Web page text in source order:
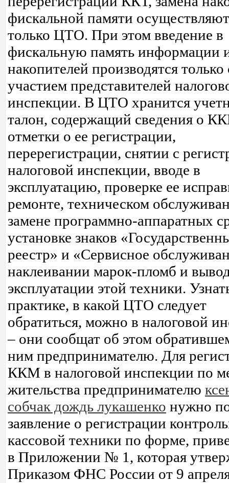
фискальной памяти
только ЦТО. При этом введение в
фискальную память информации
накопителей производятся только
участием представителей
инспекции. В ЦТО хранится
талон, содержащий сведения о
отметки о ее регистрации,
перерегистрации, снятии с
налоговой инспекции, вводе в
эксплуатацию, проверке ее
ремонте, техническом
замене программно-аппаратных
установке знаков
реестр» и «Сервисное
наклеивании марок-пломб и
эксплуатации этой техники.
практике, в какой ЦТО следует
обратиться, можно в налоговой
– они сообщат об этом
ним предпринимателю. Для
ККМ в налоговой инспекции по
жительства предпринимателю
собчак дождь лукашенко нужно
заявление о регистрации
кассовой техники по форме,
в Приложении № 1, которая
Приказом ФНС России от 9